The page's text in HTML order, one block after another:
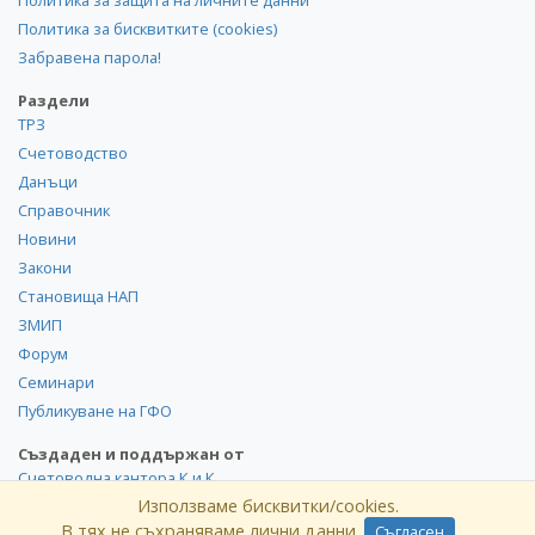
Политика за бисквитките (cookies)
Забравена парола!
Раздели
ТРЗ
Счетоводство
Данъци
Справочник
Новини
Закони
Становища НАП
ЗМИП
Форум
Семинари
Публикуване на ГФО
Създаден и поддържан от
Счетоводна кантора К и К
Използваме бисквитки/cookies.